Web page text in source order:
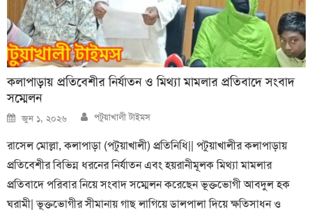
কলাপাড়ায় প্রতিবেশীর নির্যাতন ও মিথ্যা মামলার প্রতিবাদে সংবাদ
সম্মেলন
Posted
on
জুন ১, ২০২৬ Author
পটুয়াখালী টাইমস
রাসেল মোল্লা, কলাপাড়া (পটুয়াখালী) প্রতিনিধি|| পটুয়াখালীর কলাপাড়ায়
প্রতিবেশীর বিভিন্ন ধরনের নির্যাতন এবং হয়রানীমূলক মিথ্যা মামলার
প্রতিবাদে পরিবার নিয়ে সংবাদ সম্মেলন করেছেন ভূক্তভোগী আবদুল হক
ঘরামী| ভূক্তভোগীর সীমানায় গাছ লাগিয়ে ডালপালা দিয়ে ক্ষতিসাধন ও